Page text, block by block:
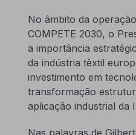
No âmbito da
COMPETE 2030, o
a importância
da indústria têxtil
investimento em
transformação
aplicação industrial da
Nas palavras de